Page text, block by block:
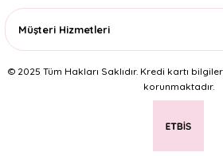
Müşteri Hizmetleri
© 2025 Tüm Hakları Saklıdır. Kredi kartı
korunmaktadır.